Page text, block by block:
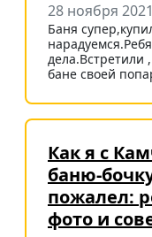
28 ноября 2021
Баня
дела.Встретили
бане своей
Как я с
баню-
пожалел:
фото и